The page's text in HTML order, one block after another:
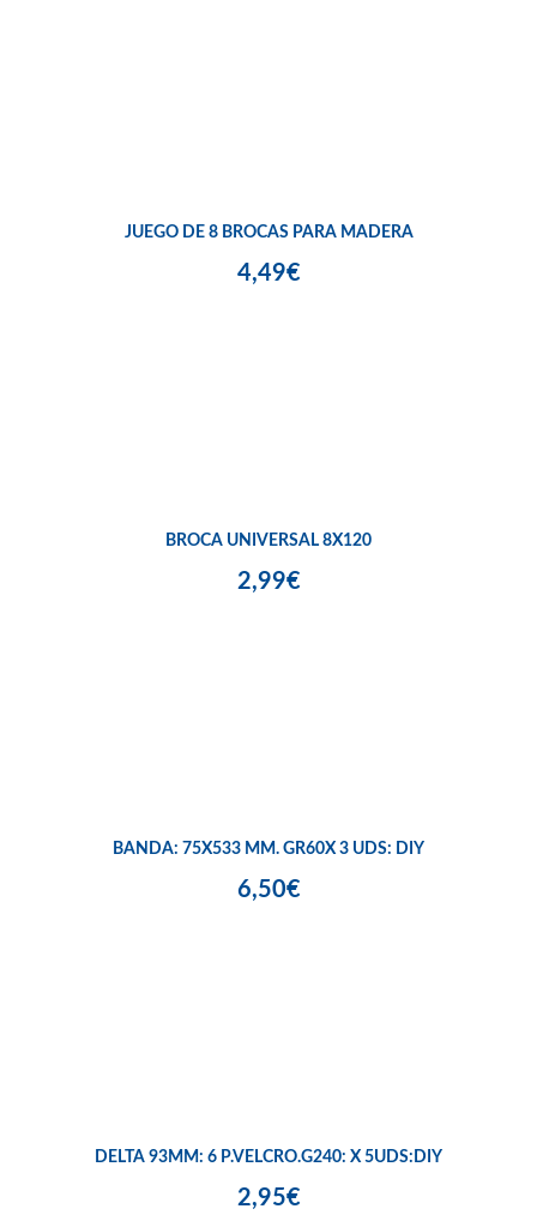
JUEGO DE 8 BROCAS PARA MADERA
4,49€
BROCA UNIVERSAL 8X120
2,99€
BANDA: 75X533 MM. GR60X 3 UDS: DIY
6,50€
DELTA 93MM: 6 P.VELCRO.G240: X 5UDS:DIY
2,95€